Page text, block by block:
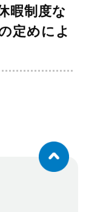
暇制度な
定めによ
ページ上部へ戻